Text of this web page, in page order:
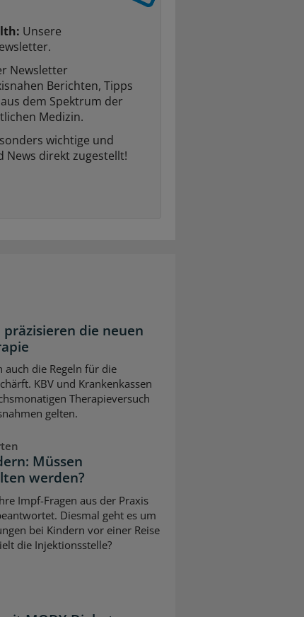
Unsere
Newsletter
Berichten, Tipps
dem Spektrum der
Medizin.
wichtige und
News direkt zugestellt!
die neuen
auch die Regeln für die
KBV und Krankenkassen
Therapieversuch
gelten.
Müssen
werden?
Impf-Fragen aus der Praxis
Diesmal geht es um
bei Kindern vor einer Reise
die Injektionsstelle?